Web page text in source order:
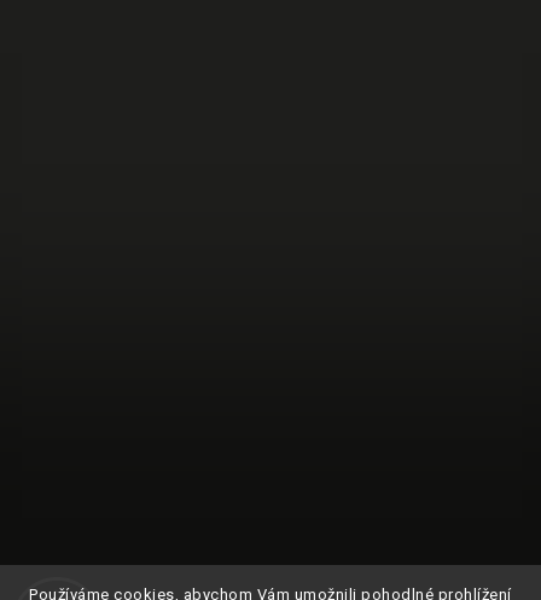
Používáme cookies, abychom Vám umožnili pohodlné prohlížení